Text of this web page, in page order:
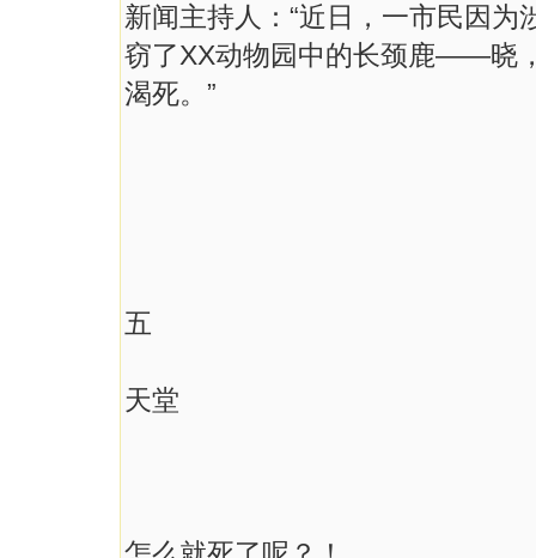
新闻主持人：“近日，一市民因
窃了XX动物园中的长颈鹿——晓
渴死。”
五
天堂